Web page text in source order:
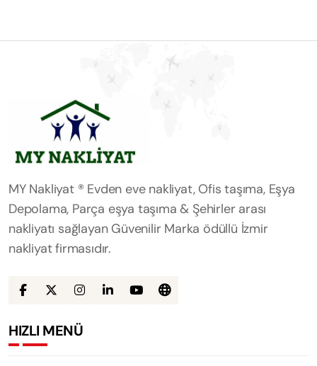
MY Nakliyat ® Evden eve nakliyat, Ofis taşıma, Eşya
Depolama, Parça eşya taşıma & Şehirler arası
nakliyatı sağlayan Güvenilir Marka ödüllü İzmir
nakliyat firmasıdır.
HIZLI MENÜ